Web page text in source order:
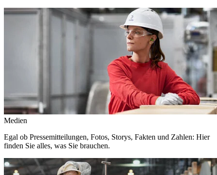
Medien
Egal ob Pressemitteilungen, Fotos, Storys, Fakten und Zahlen: Hier
finden Sie alles, was Sie brauchen.